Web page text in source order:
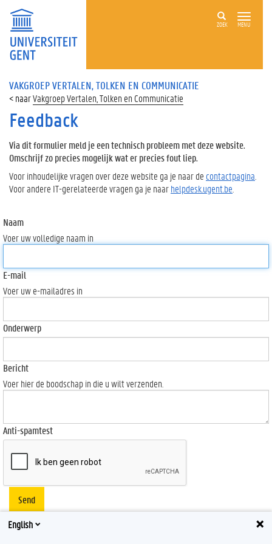
ZOEK MENU
VAKGROEP VERTALEN, TOLKEN EN COMMUNICATIE
Vakgroep Vertalen, Tolken en Communicatie
Feedback
Via dit formulier meld je een technisch probleem met deze website.
Omschrijf zo precies mogelijk wat er precies fout liep.
Voor inhoudelijke vragen over deze website ga je naar de contactpagina
Voor andere IT-gerelateerde vragen ga je naarhelpdesk.ugent.be
Naam
Voer uw volledige naam in
E-mail
Voer uw e-mailadres in
Onderwerp
Bericht
Voer hier de boodschap in die u wilt verzenden.
Anti-spamtest
Send
English